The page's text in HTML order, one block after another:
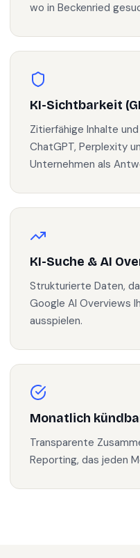
wo in Beckenried
KI-Sichtbarkeit
Zitierfähige Inhalte
ChatGPT, Perplexity
Unternehmen als
KI-Suche & AI
Strukturierte Daten,
Google AI Overviews
ausspielen.
Monatlich
Transparente
Reporting, das jeden